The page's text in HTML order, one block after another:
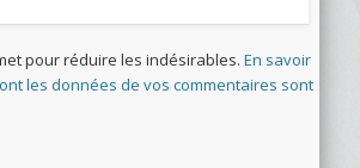
pour réduire les indésirables. En savoir
les données de vos commentaires sont